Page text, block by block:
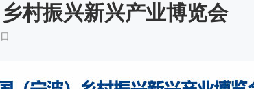
村振兴新兴产业博览会